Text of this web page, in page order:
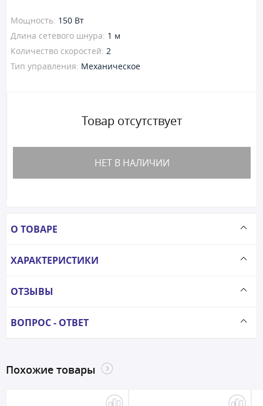
Мощность: 150 Вт
Длина сетевого шнура: 1 м
Количество скоростей: 2
Тип управления: Механическое
Товар отсутствует
НЕТ В НАЛИЧИИ
О ТОВАРЕ
ХАРАКТЕРИСТИКИ
ОТЗЫВЫ
ВОПРОС - ОТВЕТ
Похожие товары